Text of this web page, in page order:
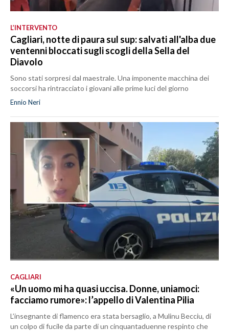
L’INTERVENTO
Cagliari, notte di paura sul sup: salvati all'alba due
ventenni bloccati sugli scogli della Sella del
Diavolo
Sono stati sorpresi dal maestrale. Una imponente macchina dei
soccorsi ha rintracciato i giovani alle prime luci del giorno
Ennio Neri
CAGLIARI
«Un uomo mi ha quasi uccisa. Donne, uniamoci:
facciamo rumore»: l’appello di Valentina Pilia
L’insegnante di flamenco era stata bersaglio, a Mulinu Becciu, di
un colpo di fucile da parte di un cinquantaduenne respinto che